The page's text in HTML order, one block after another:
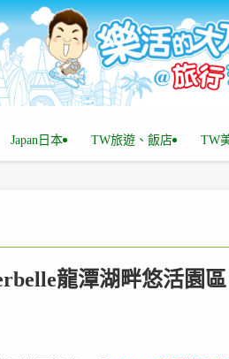
Japan日本 TW旅遊、飯店 TW
龍潭湖畔悠活園